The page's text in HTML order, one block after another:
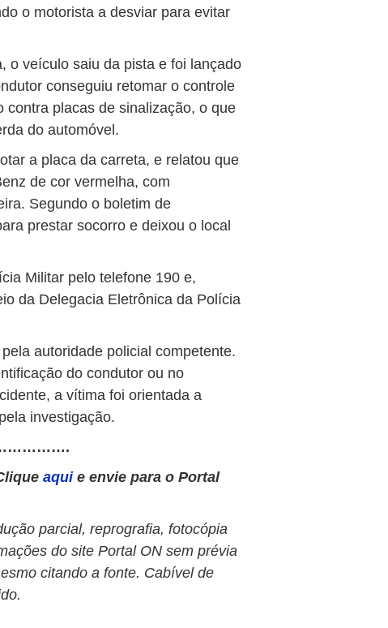
o motorista a desviar para evitar
o veículo saiu da pista e foi lançado
conseguiu retomar o controle
placas de sinalização, o que
do automóvel.
a placa da carreta, e relatou que
de cor vermelha, com
Segundo o boletim de
prestar socorro e deixou o local
Militar pelo telefone 190 e,
da Delegacia Eletrônica da Polícia
autoridade policial competente.
do condutor ou no
a vítima foi orientada a
investigação.
aqui e envie para o Portal
parcial, reprografia, fotocópia
do site Portal ON sem prévia
citando a fonte. Cabível de